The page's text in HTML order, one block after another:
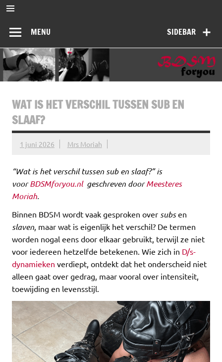
Ga
naar
inhoud
BDSMforyou
SIDEBAR
MENU
WAT IS HET VERSCHIL TUSSEN SUB EN
SLAAF?
1 juni 2026 Mrs Moriah
“Wat is het verschil tussen sub en slaaf?” is
voorBDSMforyou.nlgeschreven doorMeesteres
Moriah.
Binnen BDSM wordt vaak gesproken over subsen
slaven , maar wat is eigenlijk het verschil? De termen
worden nogal eens door elkaar gebruikt, terwijl ze niet
voor iedereen hetzelfde betekenen. Wie zich in D/s-
dynamieken verdiept, ontdekt dat het onderscheid niet
alleen gaat over gedrag, maar vooral over intensiteit,
toewijding en levensstijl.